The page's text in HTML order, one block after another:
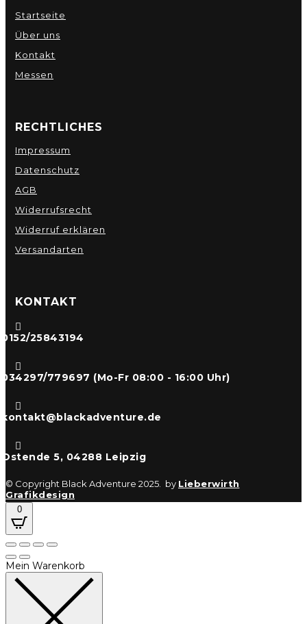
Startseite
Über uns
Kontakt
Messen
RECHTLICHES
Impressum
Datenschutz
AGB
Widerrufsrecht
Widerruf erklären
Versandarten
KONTAKT

0152/25843194

034297/779697 (Mo-Fr 08:00 - 16:00 Uhr)

kontakt@blackadventure.de

Ostende 5, 04288 Leipzig
© Copyright Black Adventure 2025. by Lieberwirth
Grafikdesign
0
Mein Warenkorb